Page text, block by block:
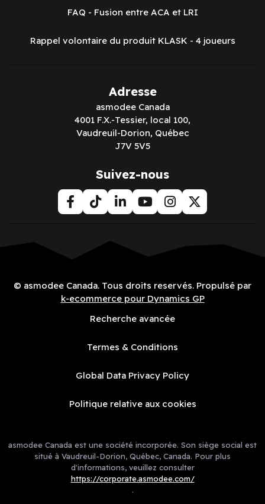
FAQ - Fusion entre ACA et LRI
Rappel volontaire du produit KLASK - 4 joueurs
Adresse
asmodee Canada
4001 F.X.-Tessier, local 100,
Vaudreuil-Dorion, Québec
J7V 5V5
Suivez-nous
© asmodee Canada. Tous droits reservés. Propulsé par
k-ecommerce pour Dynamics GP
Recherche avancée
Termes & Conditions
Global Data Privacy Policy
Politique relative aux cookies
asmodee Canada est une société incorporée. Son siège social est
situé à Vaudreuil-Dorion, Québec, Canada. Pour plus
d'informations, veuillez consulter
https://corporate.asmodee.com/
.